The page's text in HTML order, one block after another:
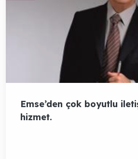
Sektörel Haberler
Emse’den çok boyutlu
hizmet.